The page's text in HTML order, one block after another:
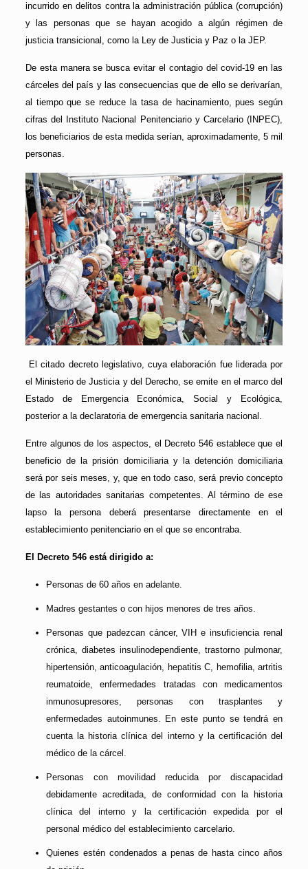
incurrido en delitos contra la administración pública (corrupción)
y las personas que se hayan acogido a algún régimen de
justicia transicional, como la Ley de Justicia y Paz o la JEP.
De esta manera se busca evitar el contagio del covid-19 en las
cárceles del país y las consecuencias que de ello se derivarían,
al tiempo que se reduce la tasa de hacinamiento, pues según
cifras del Instituto Nacional Penitenciario y Carcelario (INPEC),
los beneficiarios de esta medida serían, aproximadamente, 5 mil
personas.
El citado decreto legislativo, cuya elaboración fue liderada por
el Ministerio de Justicia y del Derecho, se emite en el marco del
Estado de Emergencia Económica, Social y Ecológica,
posterior a la declaratoria de emergencia sanitaria nacional.
Entre algunos de los aspectos, el Decreto 546 establece que el
beneficio de la prisión domiciliaria y la detención domiciliaria
será por seis meses, y, que en todo caso, será previo concepto
de las autoridades sanitarias competentes. Al término de ese
lapso la persona deberá presentarse directamente en el
establecimiento penitenciario en el que se encontraba.
El Decreto 546 está dirigido a:
Personas de 60 años en adelante.
Madres gestantes o con hijos menores de tres años.
Personas que padezcan cáncer, VIH e insuficiencia renal
crónica, diabetes insulinodependiente, trastorno pulmonar,
hipertensión, anticoagulación, hepatitis C, hemofilia, artritis
reumatoide, enfermedades tratadas con medicamentos
inmunosupresores, personas con trasplantes y
enfermedades autoinmunes. En este punto se tendrá en
cuenta la historia clínica del interno y la certificación del
médico de la cárcel.
Personas con movilidad reducida por discapacidad
debidamente acreditada, de conformidad con la historia
clínica del interno y la certificación expedida por el
personal médico del establecimiento carcelario.
Quienes estén condenados a penas de hasta cinco años